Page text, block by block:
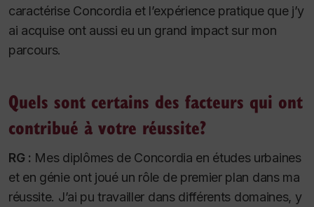
caractérise Concordia et l’expérience pratique que j’y
ai acquise ont aussi eu un grand impact sur mon
parcours.
Quels sont certains des facteurs qui ont
contribué à votre réussite?
RG : Mes diplômes de Concordia en études urbaines
et en génie ont joué un rôle de premier plan dans ma
réussite. J’ai pu travailler dans différents domaines, y